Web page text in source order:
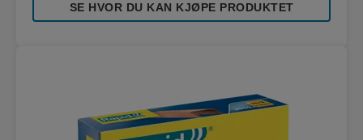
SE HVOR DU KAN KJØPE PRODUKTET